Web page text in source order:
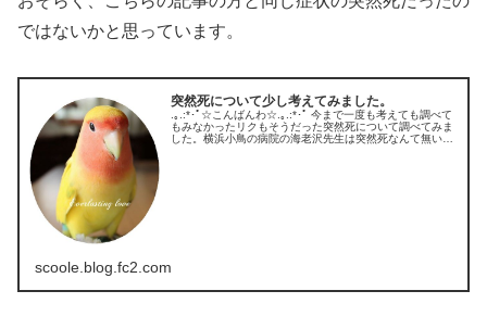
ではないかと思っています。
突然死について少し考えてみました。
.｡.:*･ﾟ☆こんばんわ☆.｡.:*･ﾟ 今まで一度も考えても調べて
もみなかったリクもそうだった突然死について調べてみま
した。横浜小鳥の病院の海老沢先生は突然死なんて無いん
scoole.blog.fc2.com